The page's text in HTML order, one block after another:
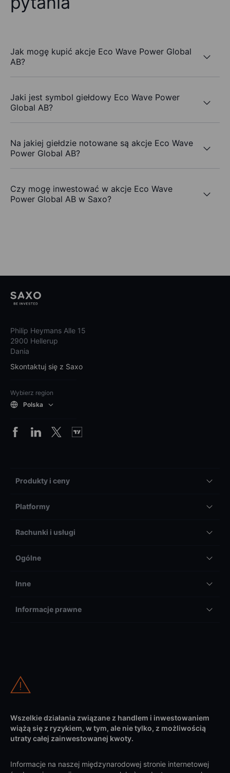
Jak mogę kupić akcje Eco Wave Power Global
AB?
Jaki jest symbol giełdowy Eco Wave Power
Global AB?
Na jakiej giełdzie notowane są akcje Eco Wave
Power Global AB?
Czy mogę inwestować w akcje Eco Wave
Power Global AB w Saxo?
Philip Heymans Alle 15
2900 Hellerup
Dania
Skontaktuj się z Saxo
Wybierz region
Polska
Produkty i ceny
Platformy
Rachunki i usługi
Ogólne
Inne
Informacje prawne
Wszelkie działania związane z handlem i inwestowaniem
wiążą się z ryzykiem, w tym, ale nie tylko, z możliwością
utraty całej zainwestowanej kwoty.
Informacje na naszej międzynarodowej stronie internetowej